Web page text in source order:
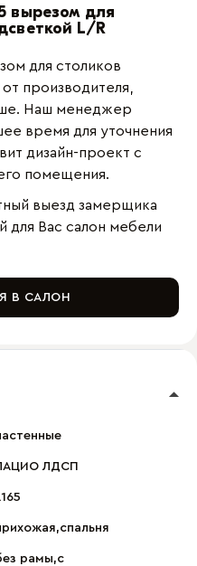
вырезом для
L/R
для столиков
производителя,
Наш менеджер
время для уточнения
дизайн-проект с
помещения.
выезд замерщика
для Вас салон мебели
В САЛОН
ЛДСП
рамы,с